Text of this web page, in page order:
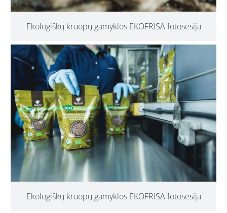
Ekologiškų kruopų gamyklos EKOFRISA fotosesija
Ekologiškų kruopų gamyklos EKOFRISA fotosesija